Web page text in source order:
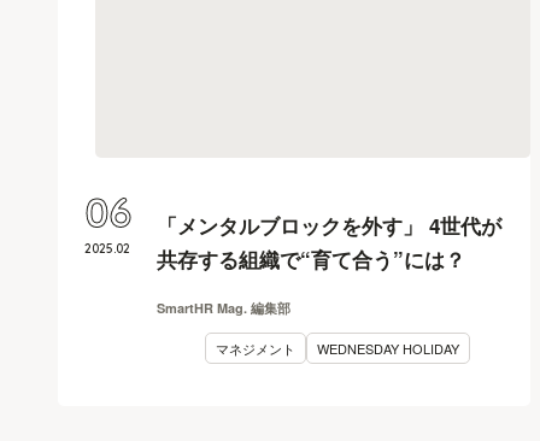
「メンタルブロックを外す」 4世代が
共存する組織で“育て合う”には？
SmartHR Mag. 編集部
マネジメント WEDNESDAY HOLIDAY
2025.02
06